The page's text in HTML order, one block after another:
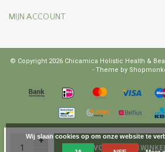
+
TOEVOEGEN AAN
MIJN ACCOUNT
© Copyright 2026 Chicamica Holistic Health &
- Theme by
Wij slaan cookies op om onze website te